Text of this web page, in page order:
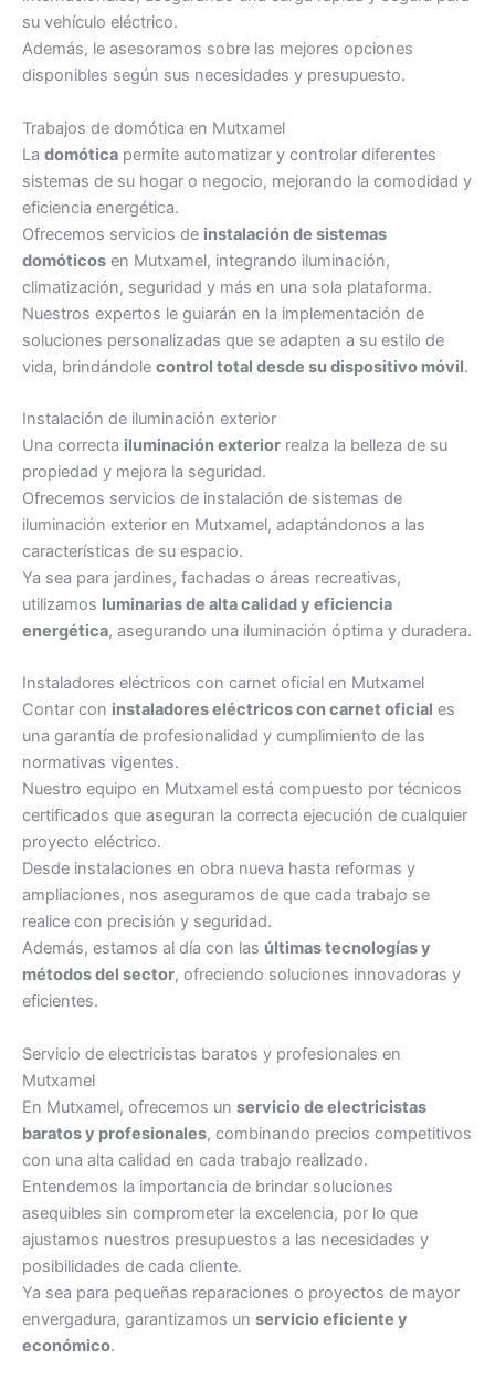
su vehículo eléctrico.
Además, le asesoramos sobre las mejores opciones
disponibles según sus necesidades y presupuesto.
Trabajos de domótica en Mutxamel
La domótica permite automatizar y controlar diferentes
sistemas de su hogar o negocio, mejorando la comodidad y
eficiencia energética.
Ofrecemos servicios de instalación de sistemas
domóticos en Mutxamel, integrando iluminación,
climatización, seguridad y más en una sola plataforma.
Nuestros expertos le guiarán en la implementación de
soluciones personalizadas que se adapten a su estilo de
vida, brindándole control total desde su dispositivo móvil.
Instalación de iluminación exterior
Una correcta iluminación exterior realza la belleza de su
propiedad y mejora la seguridad.
Ofrecemos servicios de instalación de sistemas de
iluminación exterior en Mutxamel, adaptándonos a las
características de su espacio.
Ya sea para jardines, fachadas o áreas recreativas,
utilizamos luminarias de alta calidad y eficiencia
energética, asegurando una iluminación óptima y duradera.
Instaladores eléctricos con carnet oficial en Mutxamel
Contar con instaladores eléctricos con carnet oficial es
una garantía de profesionalidad y cumplimiento de las
normativas vigentes.
Nuestro equipo en Mutxamel está compuesto por técnicos
certificados que aseguran la correcta ejecución de cualquier
proyecto eléctrico.
Desde instalaciones en obra nueva hasta reformas y
ampliaciones, nos aseguramos de que cada trabajo se
realice con precisión y seguridad.
Además, estamos al día con las últimas tecnologías y
métodos del sector, ofreciendo soluciones innovadoras y
eficientes.
Servicio de electricistas baratos y profesionales en
Mutxamel
En Mutxamel, ofrecemos un servicio de electricistas
baratos y profesionales, combinando precios competitivos
con una alta calidad en cada trabajo realizado.
Entendemos la importancia de brindar soluciones
asequibles sin comprometer la excelencia, por lo que
ajustamos nuestros presupuestos a las necesidades y
posibilidades de cada cliente.
Ya sea para pequeñas reparaciones o proyectos de mayor
envergadura, garantizamos un servicio eficiente y
económico.